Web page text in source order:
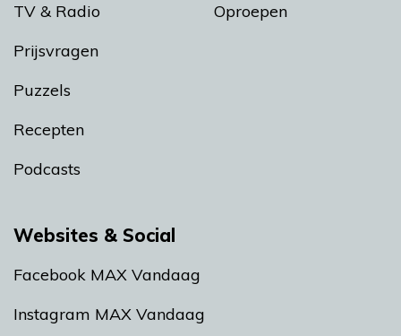
TV & Radio
Prijsvragen
Puzzels
Recepten
Podcasts
Oproepen
Websites & Social
Facebook MAX Vandaag
Instagram MAX Vandaag